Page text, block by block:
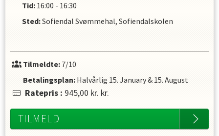
Tid: 16:00 - 16:30
Sted:Sofiendal Svømmehal, Sofiendalskolen
Tilmeldte:7/10
Betalingsplan: Halvårlig 15. January& 15. August
Ratepris : 945,00 kr. kr.
TILMELD